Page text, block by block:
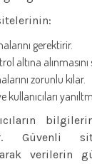
gerektirir.
altına alınmasını
zorunlu kılar.
Güvenli
verilerin